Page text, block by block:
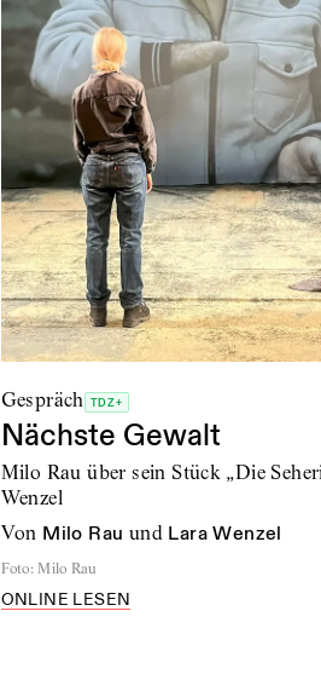
Gespräch TDZ+
Nächste Gewalt
Milo Rau über sein Stück „Die
Wenzel
von Milo Rau und Lara Wenzel
Foto: Milo Rau
ONLINE LESEN